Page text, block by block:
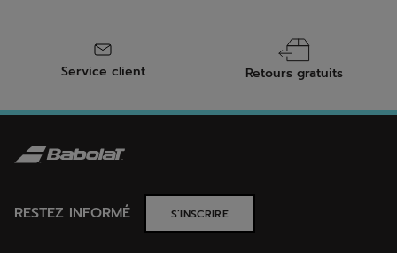
Service client Retours gratuits
RESTEZ INFORMÉ S’INSCRIRE